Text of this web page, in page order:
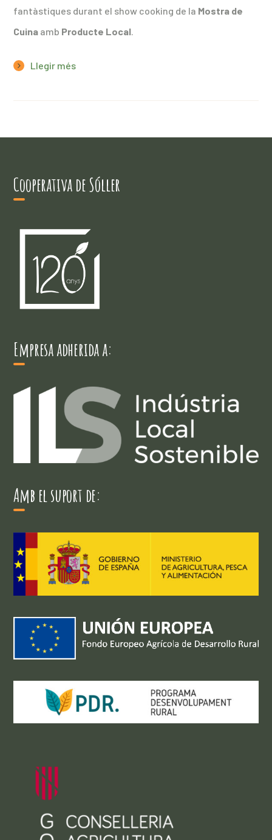
fantàstiques durant el show cooking de la Mostra de
Cuina amb Producte Local.
Llegir més
Cooperativa de Sóller
Empresa adherida a:
Amb el suport de: